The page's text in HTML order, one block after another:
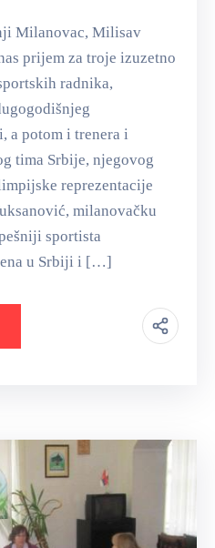
Milanovac, Milisav
prijem za troje izuzetno
radnika,
a potom i trenera i
tima Srbije, njegovog
reprezentacije
milanovačku
sportista
u Srbiji i […]